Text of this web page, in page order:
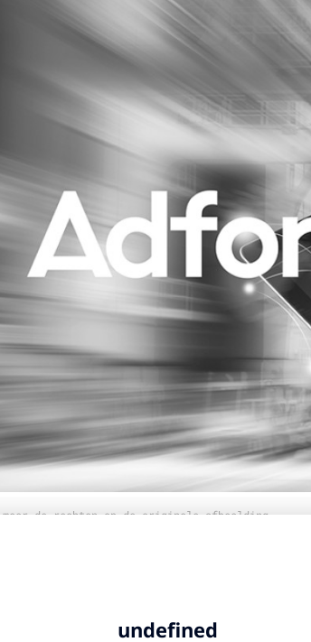
Gedragsverandering
Influencer marketing
Interne communicatie
meer de rechten op de originele afbeelding